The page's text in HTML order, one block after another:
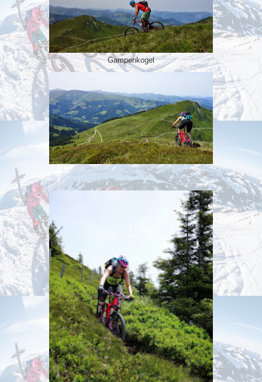
Gampenkogel